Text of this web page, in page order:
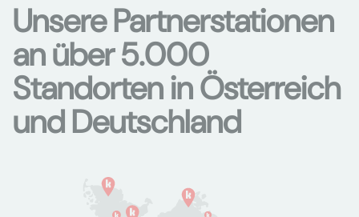
Unsere Partnerstationen
an über 5.000
Standorten in Österreich
und Deutschland